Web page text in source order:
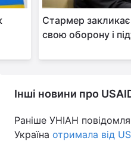
Стармер
свою оборону і
Інші новини про
Раніше УНІАН
Україна отримала від